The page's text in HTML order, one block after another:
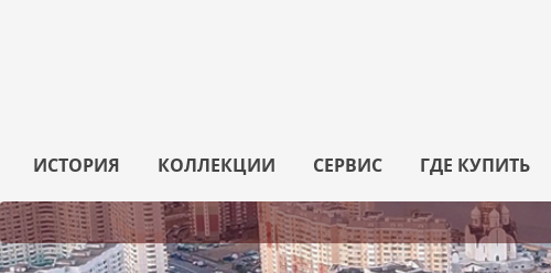
ИСТОРИЯ КОЛЛЕКЦИИ СЕРВИС ГДЕ КУПИТЬ